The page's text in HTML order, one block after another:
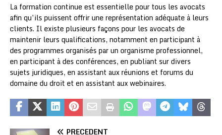
La formation continue est essentielle pour tous les avocats
afin qu’ils puissent offrir une représentation adéquate à leurs
clients. Il existe plusieurs façons pour les avocats de
maintenir leurs qualifications, notamment en participant à
des programmes organisés par un organisme professionnel,
en participant à des conférences, en publiant sur divers
sujets juridiques, en assistant aux réunions et forums du
domaine du droit et en assistant aux webinaires.
PRÉCÉDENT